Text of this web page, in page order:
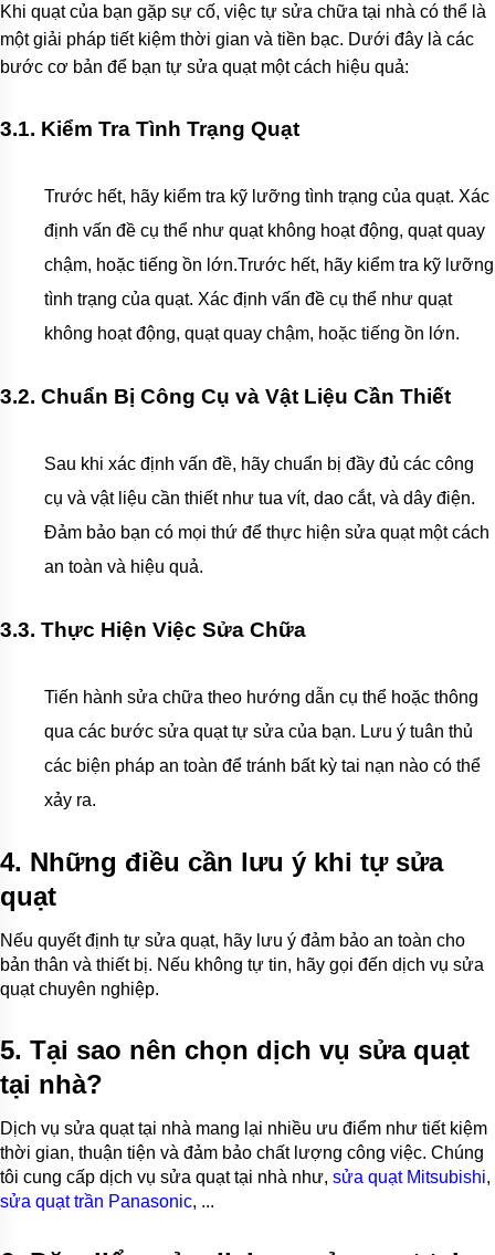
Khi quạt của bạn gặp sự cố, việc tự sửa chữa tại nhà có thể là
một giải pháp tiết kiệm thời gian và tiền bạc. Dưới đây là các
bước cơ bản để bạn tự sửa quạt một cách hiệu quả:
3.1. Kiểm Tra Tình Trạng Quạt
Trước hết, hãy kiểm tra kỹ lưỡng tình trạng của quạt. Xác
định vấn đề cụ thể như quạt không hoạt động, quạt quay
chậm, hoặc tiếng ồn lớn.Trước hết, hãy kiểm tra kỹ lưỡng
tình trạng của quạt. Xác định vấn đề cụ thể như quạt
không hoạt động, quạt quay chậm, hoặc tiếng ồn lớn.
3.2. Chuẩn Bị Công Cụ và Vật Liệu Cần Thiết
Sau khi xác định vấn đề, hãy chuẩn bị đầy đủ các công
cụ và vật liệu cần thiết như tua vít, dao cắt, và dây điện.
Đảm bảo bạn có mọi thứ để thực hiện sửa quạt một cách
an toàn và hiệu quả.
3.3. Thực Hiện Việc Sửa Chữa
Tiến hành sửa chữa theo hướng dẫn cụ thể hoặc thông
qua các bước sửa quạt tự sửa của bạn. Lưu ý tuân thủ
các biện pháp an toàn để tránh bất kỳ tai nạn nào có thể
xảy ra.
4. Những điều cần lưu ý khi tự sửa
quạt
Nếu quyết định tự sửa quạt, hãy lưu ý đảm bảo an toàn cho
bản thân và thiết bị. Nếu không tự tin, hãy gọi đến dịch vụ sửa
quạt chuyên nghiệp.
5. Tại sao nên chọn dịch vụ sửa quạt
tại nhà?
Dịch vụ sửa quạt tại nhà mang lại nhiều ưu điểm như tiết kiệm
thời gian, thuận tiện và đảm bảo chất lượng công việc. Chúng
tôi cung cấp dịch vụ sửa quạt tại nhà như, sửa quạt Mitsubishi,
sửa quạt trần Panasonic, ...